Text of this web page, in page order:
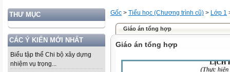
THƯ MỤC
CÁC Ý KIẾN MỚI NHẤT
Biểu tập thể Chi bộ xây dựng
nhiệm vụ trọng...
Gốc > Tiểu học (Chương trình cũ) > Lớp 1
Giáo án tổng hợp
Giáo án tổng hợp